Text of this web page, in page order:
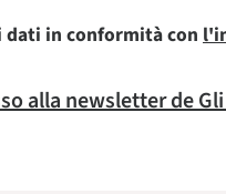
dati in conformità con
alla newsletter de